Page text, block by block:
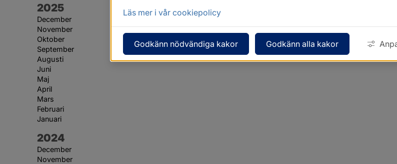
År:
2025
December
November
Oktober
September
Augusti
Juni
Maj
April
Mars
Februari
Januari
År:
2024
December
November
Läs mer i vår cookiepolicy
Godkänn nödvändiga kakor Godkänn alla kakor